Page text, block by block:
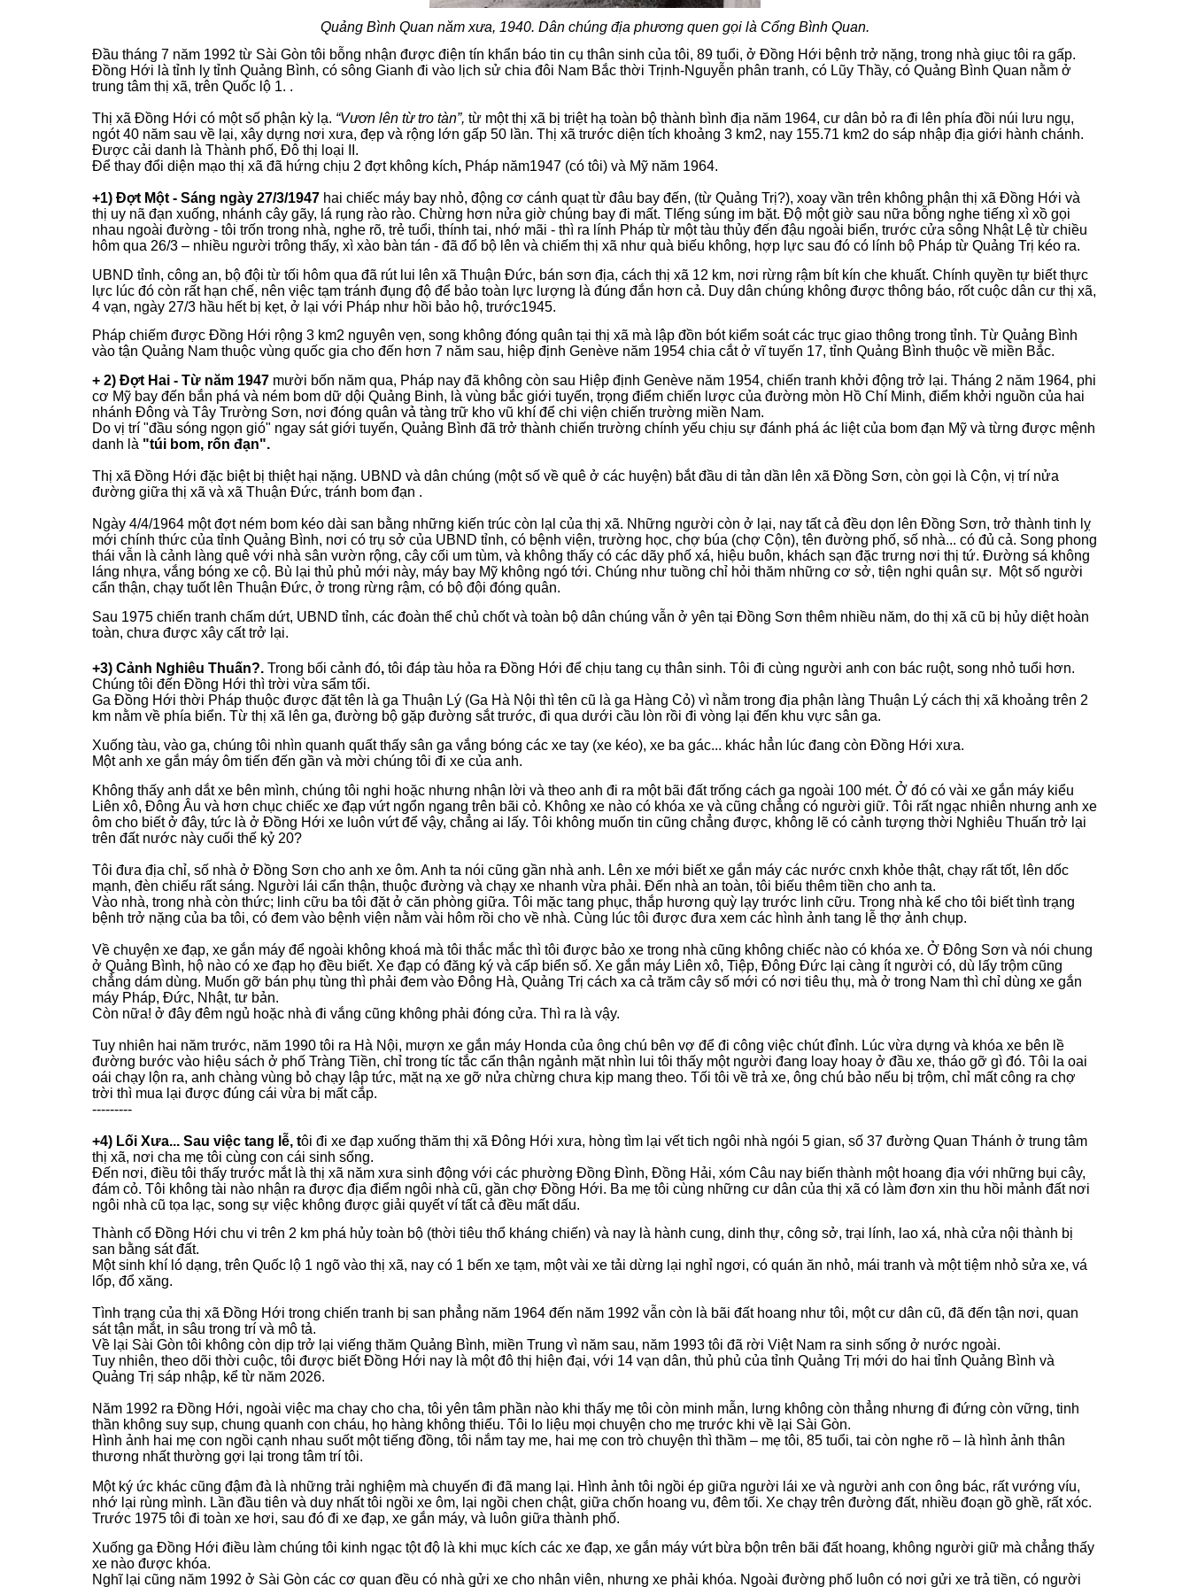
Quảng Bình Quan năm xưa, 1940. Dân chúng địa phương quen gọi là Cổng Bình Quan.
Đầu tháng 7 năm 1992 từ Sài Gòn tôi bỗng nhận được điện tín khẩn báo tin cụ thân sinh của tôi, 89 tuổi, ở Đồng Hới bệnh trở nặng, trong nhà giục tôi ra gấp.
Đồng Hới là tỉnh lỵ tỉnh Quảng Bình, có sông Gianh đi vào lịch sử chia đôi Nam Bắc thời Trịnh-Nguyễn phân tranh, có Lũy Thầy, có Quảng Bình Quan nằm ở
trung tâm thị xã, trên Quốc lộ 1. .
Thị xã Đồng Hới có một số phận kỳ lạ. “Vươn lên từ tro tàn”, từ một thị xã bị triệt hạ toàn bộ thành bình địa năm 1964, cư dân bỏ ra đi lên phía đồi núi lưu ngụ,
ngót 40 năm sau về lại, xây dựng nơi xưa, đẹp và rộng lớn gấp 50 lần. Thị xã trước diện tích khoảng 3 km2, nay 155.71 km2 do sáp nhập địa giới hành chánh.
Được cải danh là Thành phố, Đô thị loại II.
Để thay đổi diện mạo thị xã đã hứng chịu 2 đợt không kích, Pháp năm1947 (có tôi) và Mỹ năm 1964.
+1) Đợt Một - Sáng ngày 27/3/1947 hai chiếc máy bay nhỏ, động cơ cánh quạt từ đâu bay đến, (từ Quảng Trị?), xoay vần trên không phận thị xã Đồng Hới và
thị uy nã đạn xuống, nhánh cây gãy, lá rụng rào rào. Chừng hơn nửa giờ chúng bay đi mất. TIếng súng im bặt. Độ một giờ sau nữa bỗng nghe tiếng xì xồ gọi
nhau ngoài đường - tôi trốn trong nhà, nghe rõ, trẻ tuổi, thính tai, nhớ mãi - thì ra lính Pháp từ một tàu thủy đến đậu ngoài biển, trước cửa sông Nhật Lệ từ chiều
hôm qua 26/3 – nhiều người trông thấy, xì xào bàn tán - đã đổ bộ lên và chiếm thị xã như quà biếu không, hợp lực sau đó có lính bộ Pháp từ Quảng Trị kéo ra.
UBND tỉnh, công an, bộ đội từ tối hôm qua đã rút lui lên xã Thuận Đức, bán sơn địa, cách thị xã 12 km, nơi rừng rậm bít kín che khuất. Chính quyền tự biết thực
lực lúc đó còn rất hạn chế, nên việc tạm tránh đụng độ để bảo toàn lực lượng là đúng đắn hơn cả. Duy dân chúng không được thông báo, rốt cuộc dân cư thị xã,
4 vạn, ngày 27/3 hầu hết bị kẹt, ở lại với Pháp như hồi bảo hộ, trước1945.
Pháp chiếm được Đồng Hới rộng 3 km2 nguyên vẹn, song không đóng quân tại thị xã mà lập đồn bót kiểm soát các trục giao thông trong tỉnh. Từ Quảng Bình
vào tận Quảng Nam thuộc vùng quốc gia cho đến hơn 7 năm sau, hiệp định Genève năm 1954 chia cắt ở vĩ tuyến 17, tỉnh Quảng Bình thuộc về miền Bắc.
+ 2) Đợt Hai - Từ năm 1947 mười bốn năm qua, Pháp nay đã không còn sau Hiệp định Genève năm 1954, chiến tranh khởi động trở lại. Tháng 2 năm 1964, phi
cơ Mỹ bay đến bắn phá và ném bom dữ dội Quảng Binh, là vùng bắc giới tuyến, trọng điểm chiến lược của đường mòn Hồ Chí Minh, điểm khởi nguồn của hai
nhánh Đông và Tây Trường Sơn, nơi đóng quân vả tàng trữ kho vũ khí để chi viện chiến trường miền Nam.
Do vị trí "đầu sóng ngọn gió" ngay sát giới tuyến, Quảng Bình đã trở thành chiến trường chính yếu chịu sự đánh phá ác liệt của bom đạn Mỹ và từng được mệnh
danh là "túi bom, rốn đạn".
Thị xã Đồng Hới đặc biệt bị thiệt hại nặng. UBND và dân chúng (một số về quê ở các huyện) bắt đầu di tản dần lên xã Đồng Sơn, còn gọi là Cộn, vị trí nửa
đường giữa thị xã và xã Thuận Đức, tránh bom đạn .
Ngày 4/4/1964 một đợt ném bom kéo dài san bằng những kiến trúc còn lạl của thị xã. Những người còn ở lại, nay tất cả đều dọn lên Đồng Sơn, trở thành tinh lỵ
mới chính thức của tỉnh Quảng Bình, nơi có trụ sở của UBND tỉnh, có bệnh viện, trường học, chợ búa (chợ Cộn), tên đường phố, số nhà... có đủ cả. Song phong
thái vẫn là cảnh làng quê với nhà sân vườn rộng, cây cối um tùm, và không thấy có các dãy phố xá, hiệu buôn, khách sạn đặc trưng nơi thị tứ. Đường sá không
láng nhựa, vắng bóng xe cộ. Bù lại thủ phủ mới này, máy bay Mỹ không ngó tới. Chúng như tuồng chỉ hỏi thăm những cơ sở, tiện nghi quân sự. Một số người
cẩn thận, chạy tuốt lên Thuận Đức, ở trong rừng rậm, có bộ đội đóng quân.
Sau 1975 chiến tranh chấm dứt, UBND tỉnh, các đoàn thể chủ chốtvà toàn bộ dân chúng vẫn ở yên tại Đồng Sơn thêm nhiều năm, do thị xã cũ bị hủy diệt hoàn
toàn, chưa được xây cất trở lại.
+3) Cảnh Nghiêu Thuấn?. Trong bối cảnh đó, tôi đáp tàu hỏa ra Đồng Hới để chịu tang cụ thân sinh. Tôi đi cùng người anh con bác ruột, song nhỏ tuổi hơn.
Chúng tôi đến Đồng Hới thì trời vừa sẩm tối.
Ga Đồng Hới thời Pháp thuộc được đặt tên là ga Thuận Lý (Ga Hà Nội thì tên cũ là ga Hàng Cỏ) vì nằm trong địa phận làng Thuận Lý cách thị xã khoảng trên 2
km nằm về phía biển. Từ thị xã lên ga, đường bộ gặp đường sắt trước, đi qua dưới cầu lòn rồi đi vòng lại đến khu vực sân ga.
Xuống tàu, vào ga, chúng tôi nhìn quanh quất thấy sân ga vắng bóng các xe tay (xe kéo), xe ba gác... khác hẳn lúc đang còn Đồng Hới xưa.
Một anh xe gắn máy ôm tiến đến gần và mời chúng tôi đi xe của anh.
Không thấy anh dắt xe bên mình, chúng tôi nghi hoặc nhưng nhận lời và theo anh đi ra một bãi đất trống cách ga ngoài 100 mét. Ở đó có vài xe gắn máy kiểu
Liên xô, Đông Âu và hơn chục chiếc xe đạp vứt ngổn ngang trên bãi cỏ. Không xe nào có khóa xe và cũng chẳng có người giữ. Tôi rất ngạc nhiên nhưng anh xe
ôm cho biết ở đây, tức là ở Đồng Hới xe luôn vứt để vậy, chẳng ai lấy. Tôi không muốn tin cũng chẳng được, không lẽ có cảnh tượng thời Nghiêu Thuấn trở lại
trên đất nước này cuối thế kỷ 20?
Tôi đưa địa chỉ, số nhà ở Đồng Sơn cho anh xe ôm. Anh ta nói cũng gần nhà anh. Lên xe mới biết xe gắn máy các nước cnxh khỏe thật, chạy rất tốt, lên dốc
mạnh, đèn chiếu rất sáng. Người lái cẩn thận, thuộc đường và chạy xe nhanh vừa phải. Đến nhà an toàn, tôi biếu thêm tiền cho anh ta.
Vào nhà, trong nhà còn thức; linh cữu ba tôi đặt ở căn phòng giữa. Tôi mặc tang phục, thắp hương quỳ lạy trước linh cữu. Trong nhà kể cho tôi biết tình trạng
bệnh trở nặng của ba tôi, có đem vào bệnh viện nằm vài hôm rồi cho về nhà. Cùng lúc tôi được đưa xem các hình ảnh tang lễ thợ ảnh chụp.
Về chuyện xe đạp, xe gắn máy để ngoài không khoá mà tôi thắc mắc thì tôi được bảo xe trong nhà cũng không chiếc nào có khóa xe. Ở Đông Sơn và nói chung
ở Quảng Bình, hộ nào có xe đạp họ đều biết. Xe đạp có đăng ký và cấp biển số. Xe gắn máy Liên xô, Tiệp, Đông Đức lại càng ít người có, dù lấy trộm cũng
chẳng dám dùng. Muốn gỡ bán phụ tùng thì phải đem vào Đông Hà, Quảng Trị cách xa cả trăm cây số mới có nơi tiêu thụ, mà ở trong Nam thì chỉ dùng xe gắn
máy Pháp, Đức, Nhật, tư bản.
Còn nữa! ở đây đêm ngủ hoặc nhà đi vắng cũng không phải đóng cửa. Thì ra là vậy.
Tuy nhiên hai năm trước, năm 1990 tôi ra Hà Nội, mượn xe gắn máy Honda của ông chú bên vợ để đi công việc chút đỉnh. Lúc vừa dựng và khóa xe bên lề
đường bước vào hiệu sách ở phố Tràng Tiền, chỉ trong tíc tắc cẩn thận ngảnh mặt nhìn lui tôi thấy một người đang loay hoay ở đầu xe, tháo gỡ gì đó. Tôi la oai
oái chạy lộn ra, anh chàng vùng bỏ chạy lập tức, mặt nạ xe gỡ nửa chừng chưa kịp mang theo. Tối tôi về trả xe, ông chú bảo nếu bị trộm, chỉ mất công ra chợ
trời thì mua lại được đúng cái vừa bị mất cắp.
---------
+4) Lối Xưa... Sau việc tang lễ, tôi đi xe đạp xuống thăm thị xã Đông Hới xưa, hòng tìm lại vết tich ngôi nhà ngói 5 gian, số 37 đường Quan Thánh ở trung tâm
thị xã, nơi cha mẹ tôi cùng con cái sinh sống.
Đến nơi, điều tôi thấy trước mắt là thị xã năm xưa sinh động với các phường Đồng Đình, Đồng Hải, xóm Câu nay biến thành một hoang địa với những bụi cây,
đám cỏ. Tôi không tài nào nhận ra được địa điểm ngôi nhà cũ, gần chợ Đồng Hới. Ba mẹ tôi cùng những cư dân của thị xã có làm đơn xin thu hồi mảnh đất nơi
ngôi nhà cũ tọa lạc, song sự việc không được giải quyết ví tất cả đều mất dấu.
Thành cổ Đồng Hới chu vi trên 2 km phá hủy toàn bộ (thời tiêu thổ kháng chiến) và nay là hành cung, dinh thự, công sở, trại lính, lao xá, nhà cửa nội thành bị
san bằng sát đất.
Một sinh khí ló dạng, trên Quốc lộ 1 ngõ vào thị xã, nay có 1 bến xe tạm, một vài xe tải dừng lại nghỉ ngơi, có quán ăn nhỏ, mái tranh và một tiệm nhỏ sửa xe, vá
lốp, đổ xăng.
Tình trạng của thị xã Đồng Hới trong chiến tranh bị san phẳng năm 1964 đến năm 1992 vẫn còn là bãi đất hoang như tôi, một cư dân cũ, đã đến tận nơi, quan
sát tận mắt, in sâu trong trí và mô tả.
Về lại Sài Gòn tôi không còn dịp trở lại viếng thăm Quảng Bình, miền Trung vì năm sau, năm 1993 tôi đã rời Việt Nam ra sinh sống ở nước ngoài.
Tuy nhiên, theo dõi thời cuộc, tôi được biết Đồng Hới nay là một đô thị hiện đại, với 14 vạn dân, thủ phủ của tỉnh Quảng Trị mới do hai tỉnh Quảng Bình và
Quảng Trị sáp nhập, kể từ năm 2026.
Năm 1992 ra Đồng Hới, ngoài việc ma chay cho cha, tôi yên tâm phần nào khi thấy mẹ tôi còn minh mẫn, lưng không còn thẳng nhưng đi đứng còn vững, tinh
thần không suy sụp, chung quanh con cháu, họ hàng không thiếu. Tôi lo liệu mọi chuyện cho mẹ trước khi về lại Sài Gòn.
Hình ảnh hai mẹ con ngồi cạnh nhau suốt một tiếng đồng, tôi nắm tay me, hai mẹ con trò chuyện thì thầm – mẹ tôi, 85 tuổi, tai còn nghe rõ – là hình ảnh thân
thương nhất thường gợi lại trong tâm trí tôi.
Một ký ức khác cũng đậm đà là những trải nghiệm mà chuyến đi đã mang lại. Hình ảnh tôi ngồi ép giữa người lái xe và người anh con ông bác, rất vướng víu,
nhớ lại rùng mình. Lần đầu tiên và duy nhất tôi ngồi xe ôm, lại ngồi chen chật, giữa chốn hoang vu, đêm tối. Xe chạy trên đường đất, nhiều đoạn gồ ghề, rất xóc.
Trước 1975 tôi đi toàn xe hơi, sau đó đi xe đạp, xe gắn máy, và luôn giữa thành phố.
Xuống ga Đồng Hới điều làm chúng tôi kinh ngạc tột độ là khi mục kích các xe đạp, xe gắn máy vứt bừa bộn trên bãi đất hoang, không người giữ mà chẳng thấy
xe nào được khóa.
Nghĩ lại cũng năm 1992 ở Sài Gòn các cơ quan đều có nhà gửi xe cho nhân viên, nhưng xe phải khóa. Ngoài đường phố luôn có nơi gửi xe trả tiền, có người